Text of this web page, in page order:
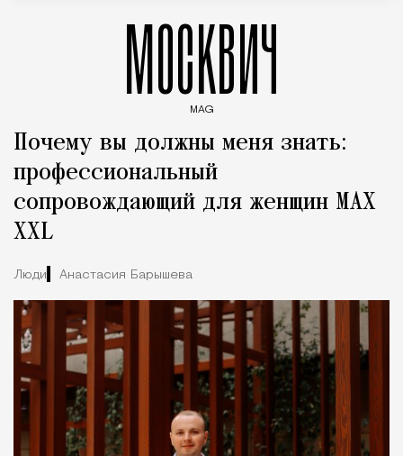
МОСКВИЧ
MAG
Почему вы должны меня знать:
профессиональный
сопровождающий для женщин MAX
XXL
Люди Анастасия Барышева